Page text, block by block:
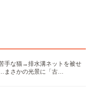
手な猫→排水溝ネットを被せ
まさかの光景に「古…